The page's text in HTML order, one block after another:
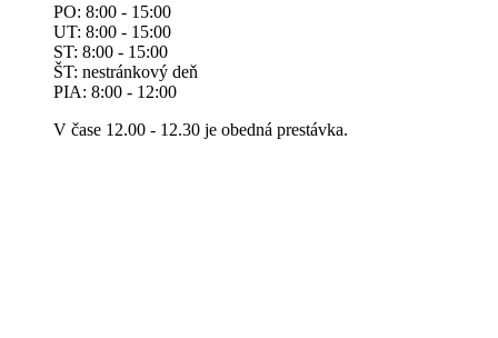
PO: 8:00 - 15:00
UT: 8:00 - 15:00
ST: 8:00 - 15:00
ŠT: nestránkový deň
PIA: 8:00 - 12:00
V čase 12.00 - 12.30 je obedná prestávka.